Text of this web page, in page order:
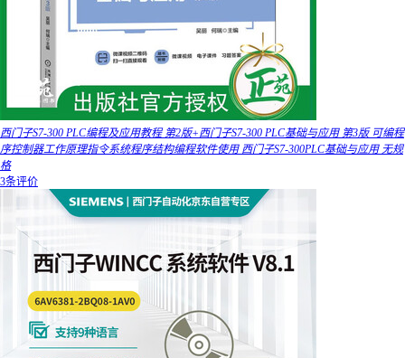
西门子S7-300 PLC编程及应用教程 第2版+西门子S7-300 PLC基础与应用 第3版 可编程
序控制器工作原理指令系统程序结构编程软件使用 西门子S7-300PLC基础与应用 无规
格
3条评价